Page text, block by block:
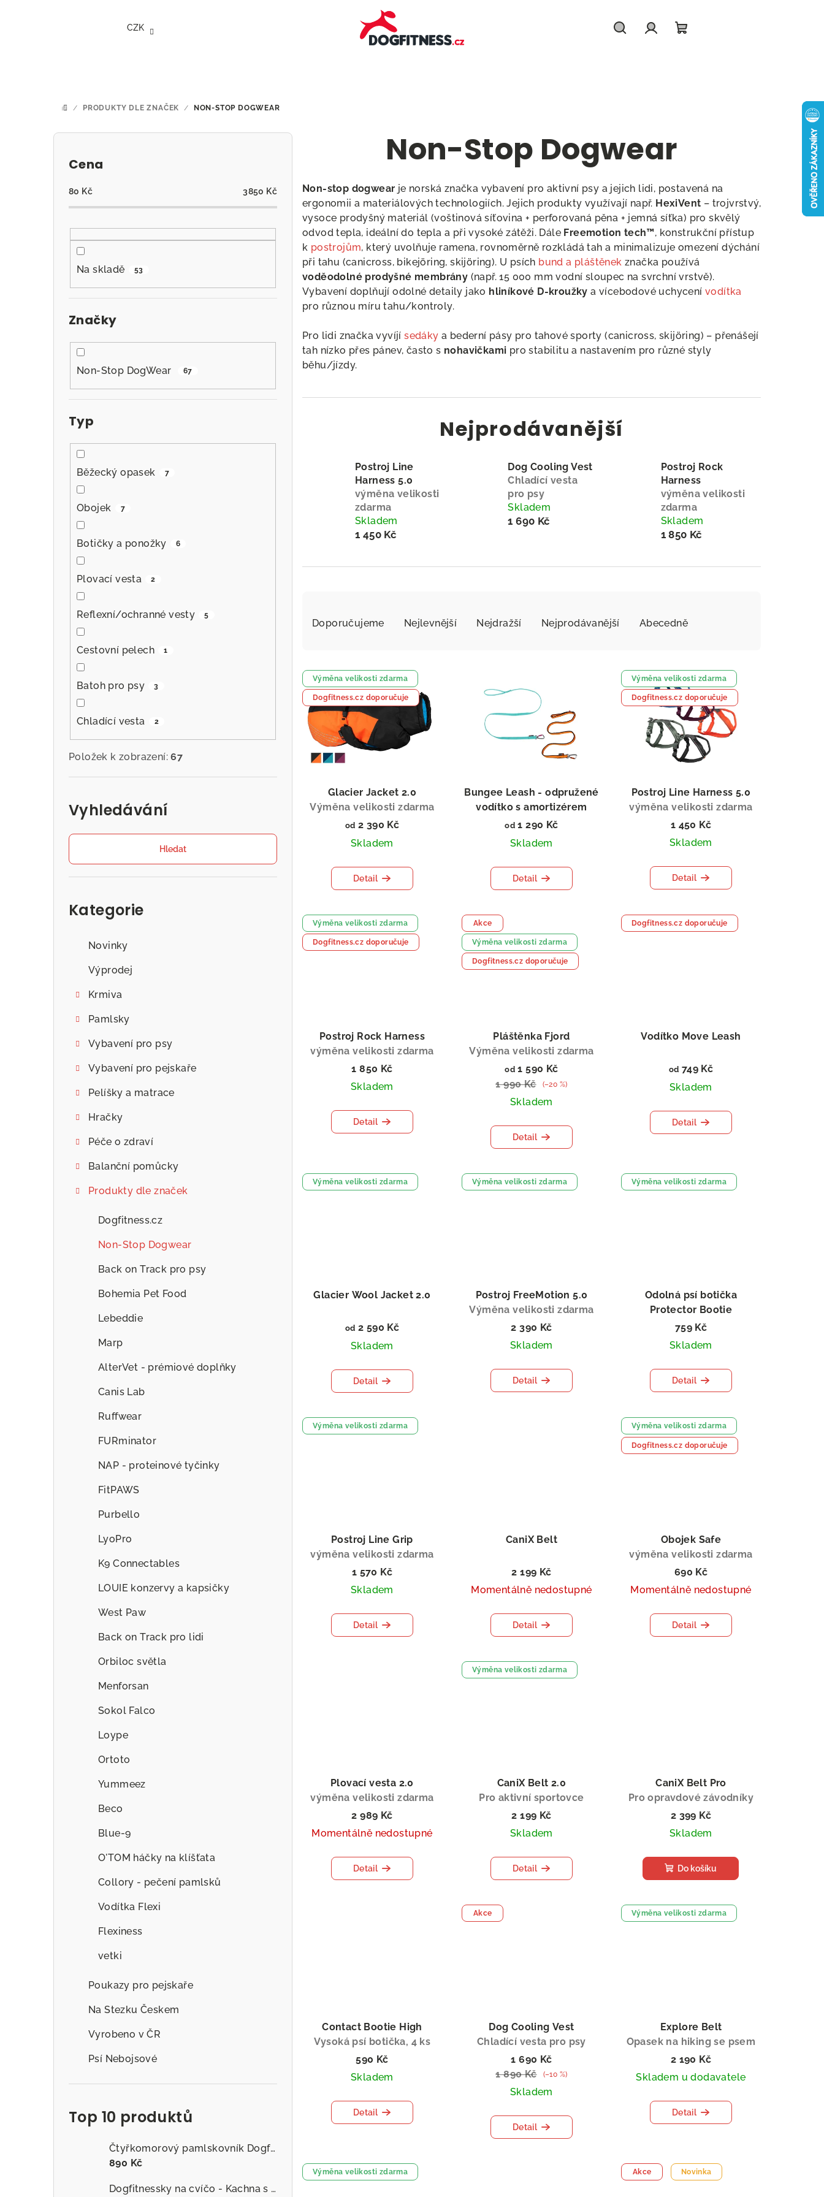
CZK
DOMŮ
/ PRODUKTY DLE ZNAČEK / NON-STOP DOGWEAR
P
Cena
80 Kč 3850 Kč
Na skladě 53
Značky
Non-Stop DogWear 67
Typ
Běžecký opasek 7
Obojek 7
Botičky a ponožky 6
Plovací vesta 2
Reflexní/ochranné vesty 5
Cestovní pelech 1
Batoh pro psy 3
Chladící vesta 2
Položek k zobrazení:67
Vyhledávání
Hledat
Kategorie
Novinky
Výprodej
Krmiva
Pamlsky
Vybavení pro psy
Vybavení pro pejskaře
Pelíšky a matrace
Hračky
Péče o zdraví
Balanční pomůcky
Produkty dle značek
Dogfitness.cz
Non-Stop Dogwear
Back on Track pro psy
Bohemia Pet Food
Lebeddie
Marp
AlterVet - prémiové doplňky
Canis Lab
Ruffwear
FURminator
NAP - proteinové tyčinky
FitPAWS
Purbello
LyoPro
K9 Connectables
LOUIE konzervy a kapsičky
West Paw
Back on Track pro lidi
Orbiloc světla
Menforsan
Sokol Falco
Loype
Ortoto
Yummeez
Beco
Blue-9
O'TOM háčky na klíšťata
Collory - pečení pamlsků
Vodítka Flexi
Flexiness
vetki
Poukazy pro pejskaře
Na Stezku Českem
Vyrobeno v ČR
Psí Nebojsové
Top 10 produktů
Čtyřkomorový pamlskovník Dogfitness.cz
890 Kč
Dogfitnessky na cvíčo - Kachna s červenou řepou
Non-Stop Dogwear
Non-stop dogwear je norská značka vybavení pro aktivní psy a jejich lidi, postavená na
ergonomii a materiálových technologiích. Jejich produkty využívají např. HexiVent – trojvrstvý,
vysoce prodyšný materiál (voštinová síťovina + perforovaná pěna + jemná síťka) pro skvělý
odvod tepla, ideální do tepla a při vysoké zátěži. Dále Freemotion tech™, konstrukční přístup
k postrojům, který uvolňuje ramena, rovnoměrně rozkládá tah a minimalizuje omezení dýchání
při tahu (canicross, bikejöring, skijöring). U psích bund a pláštěnek značka používá
voděodolné prodyšné membrány (např. 15 000 mm vodní sloupec na svrchní vrstvě).
Vybavení doplňují odolné detaily jako hliníkové D-kroužky a vícebodové uchycenívodítka
pro různou míru tahu/kontroly.
Pro lidi značka vyvíjísedáky a bederní pásy pro tahové sporty (canicross, skijöring) – přenášejí
tah nízko přes pánev, často s nohavičkami pro stabilitu a nastavením pro různé styly
běhu/jízdy.
Nejprodávanější
Postroj Line
Harness 5.0
výměna velikosti
zdarma
Skladem
1 450 Kč
Dog Cooling Vest
Chladící vesta
pro psy
Skladem
1 690 Kč
Postroj Rock
Harness
výměna velikosti
zdarma
Skladem
1 850 Kč
a
e
n
í
p
r
d
ů
Doporučujeme Nejlevnější Nejdražší Nejprodávanější Abecedně
V
ý
p
s
r
t
ů
Výměna velikosti zdarma
Dogfitness.cz doporučuje
Glacier Jacket 2.0
Výměna velikosti zdarma
od 2 390 Kč
Skladem
Detail
Bungee Leash - odpružené
vodítko s amortizérem
od 1 290 Kč
Skladem
Detail
Výměna velikosti zdarma
Dogfitness.cz doporučuje
Postroj Line Harness 5.0
výměna velikosti zdarma
1 450 Kč
Skladem
Detail
Výměna velikosti zdarma
Dogfitness.cz doporučuje
Postroj Rock Harness
výměna velikosti zdarma
1 850 Kč
Skladem
Detail
Akce
Výměna velikosti zdarma
Dogfitness.cz doporučuje
Pláštěnka Fjord
Výměna velikosti zdarma
od 1 590 Kč
1 990 Kč
(–20 %)
Skladem
Detail
Dogfitness.cz doporučuje
Vodítko Move Leash
od 749 Kč
Skladem
Detail
Výměna velikosti zdarma
Glacier Wool Jacket 2.0
od 2 590 Kč
Skladem
Detail
Výměna velikosti zdarma
Postroj FreeMotion 5.0
Výměna velikosti zdarma
2 390 Kč
Skladem
Detail
Výměna velikosti zdarma
Odolná psí botička
Protector Bootie
výměna velikosti zdarma
759 Kč
Skladem
Detail
Výměna velikosti zdarma
Postroj Line Grip
výměna velikosti zdarma
1 570 Kč
Skladem
Detail
CaniX Belt
2 199 Kč
Momentálně nedostupné
Detail
Výměna velikosti zdarma
Dogfitness.cz doporučuje
Obojek Safe
výměna velikosti zdarma
690 Kč
Momentálně nedostupné
Detail
Plovací vesta 2.0
výměna velikosti zdarma
2 989 Kč
Momentálně nedostupné
Detail
Výměna velikosti zdarma
CaniX Belt 2.0
Pro aktivní sportovce
2 199 Kč
Skladem
Detail
CaniX Belt Pro
Pro opravdové závodníky
2 399 Kč
Skladem
Do košíku
Contact Bootie High
Vysoká psí botička, 4 ks
590 Kč
Skladem
Detail
Akce
Dog Cooling Vest
Chladící vesta pro psy
1 690 Kč
1 890 Kč
(–10 %)
Skladem
Detail
Výměna velikosti zdarma
Explore Belt
Opasek na hiking se psem
2 190 Kč
Skladem u dodavatele
Detail
Výměna velikosti zdarma Akce Novinka